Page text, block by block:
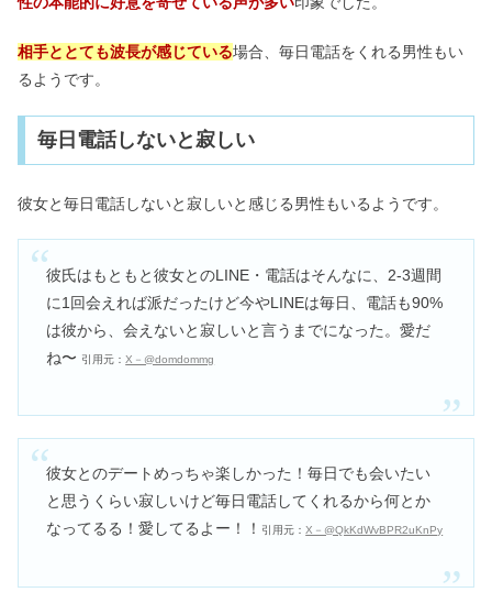
相手ととても波長が感じている場合、毎日電話をくれる男性もい
るようです。
毎日電話しないと寂しい
彼女と毎日電話しないと寂しいと感じる男性もいるようです。
彼氏はもともと彼女とのLINE・電話はそんなに、2-3週間
に1回会えれば派だったけど今やLINEは毎日、電話も90%
は彼から、会えないと寂しいと言うまでになった。愛だ
ね〜 引用元：X－@domdommg
彼女とのデートめっちゃ楽しかった！毎日でも会いたい
と思うくらい寂しいけど毎日電話してくれるから何とか
なってるる！愛してるよー！！
引用元：X－@QkKdWvBPR2uKnPy